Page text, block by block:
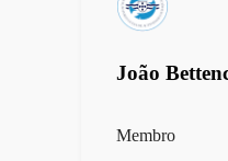
João
Membro